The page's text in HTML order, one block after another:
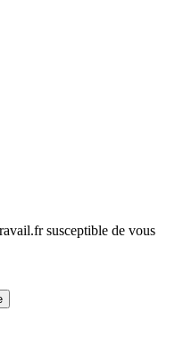
susceptible de vous